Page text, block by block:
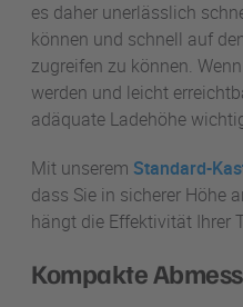
es daher unerlässlich
können und schnell auf
zugreifen zu können.
werden und leicht
adäquate Ladehöhe
Mit unserem Standard-
dass Sie in sicherer Höhe
hängt die Effektivität Ihrer
Kompakte